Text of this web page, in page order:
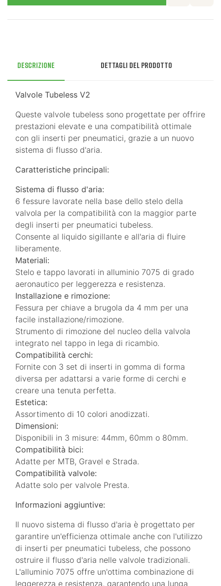
Descrizione Dettagli del prodotto
Valvole Tubeless V2
Queste valvole tubeless sono progettate per offrire
prestazioni elevate e una compatibilità ottimale
con gli inserti per pneumatici, grazie a un nuovo
sistema di flusso d'aria.
Caratteristiche principali:
Sistema di flusso d'aria:
6 fessure lavorate nella base dello stelo della
valvola per la compatibilità con la maggior parte
degli inserti per pneumatici tubeless.
Consente al liquido sigillante e all'aria di fluire
liberamente.
Materiali:
Stelo e tappo lavorati in alluminio 7075 di grado
aeronautico per leggerezza e resistenza.
Installazione e rimozione:
Fessura per chiave a brugola da 4 mm per una
facile installazione/rimozione.
Strumento di rimozione del nucleo della valvola
integrato nel tappo in lega di ricambio.
Compatibilità cerchi:
Fornite con 3 set di inserti in gomma di forma
diversa per adattarsi a varie forme di cerchi e
creare una tenuta perfetta.
Estetica:
Assortimento di 10 colori anodizzati.
Dimensioni:
Disponibili in 3 misure: 44mm, 60mm o 80mm.
Compatibilità bici:
Adatte per MTB, Gravel e Strada.
Compatibilità valvole:
Adatte solo per valvole Presta.
Informazioni aggiuntive:
Il nuovo sistema di flusso d'aria è progettato per
garantire un'efficienza ottimale anche con l'utilizzo
di inserti per pneumatici tubeless, che possono
ostruire il flusso d'aria nelle valvole tradizionali.
L'alluminio 7075 offre un'ottima combinazione di
leggerezza e resistenza, garantendo una lunga